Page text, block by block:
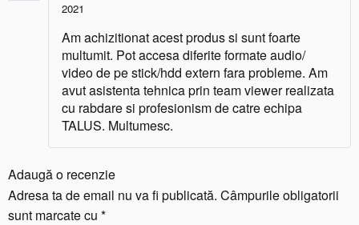
2021
Am achizitionat acest produs si sunt foarte
multumit. Pot accesa diferite formate audio/
video de pe stick/hdd extern fara probleme. Am
avut asistenta tehnica prin team viewer realizata
cu rabdare si profesionism de catre echipa
TALUS. Multumesc.
Adaugă o recenzie
Adresa ta de email nu va fi publicată. Câmpurile obligatorii
sunt marcate cu *